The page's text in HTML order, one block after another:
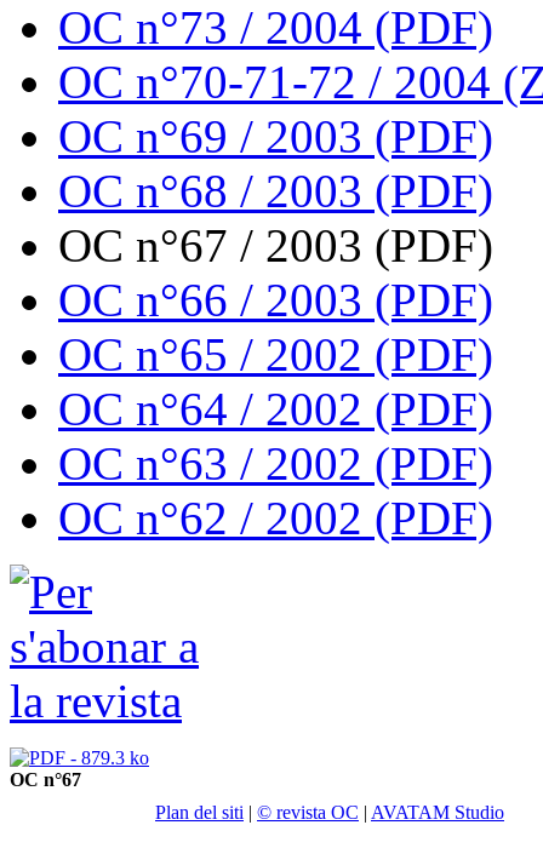
OC n°73 / 2004 (PDF)
OC n°70-71-72 / 2004
OC n°69 / 2003 (PDF)
OC n°68 / 2003 (PDF)
OC n°67 / 2003 (PDF)
OC n°66 / 2003 (PDF)
OC n°65 / 2002 (PDF)
OC n°64 / 2002 (PDF)
OC n°63 / 2002 (PDF)
OC n°62 / 2002 (PDF)
OC n°67
Plan del siti | © revista OC | AVATAM Studio